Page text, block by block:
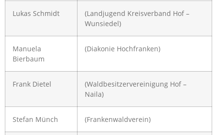
Lukas Schmidt
(Landjugend Kreisverband Hof –
Wunsiedel)
Manuela
Bierbaum
(Diakonie Hochfranken)
Frank Dietel
(Waldbesitzervereinigung Hof –
Naila)
Stefan Münch (Frankenwaldverein)